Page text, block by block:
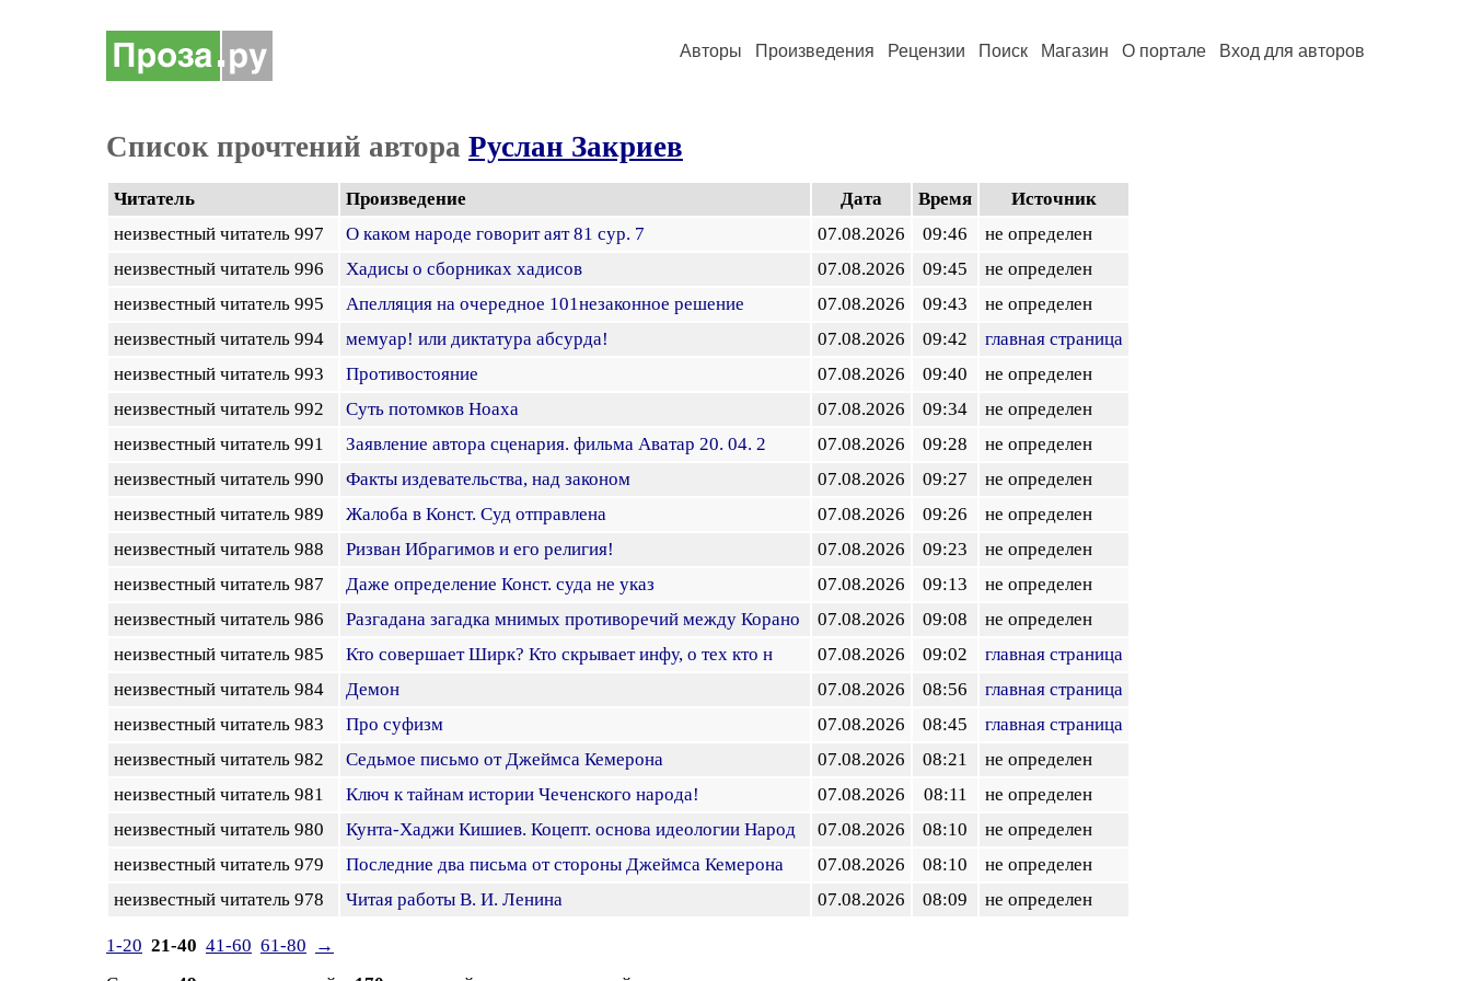
Авторы Произведения Рецензии Поиск Магазин О портале Вход для авторов
Список прочтений автора Руслан Закриев
Читатель Произведение Дата Время
Источник
неизвестный читатель 997
О каком народе говорит аят 81 сур. 7 07.08.2026 09:46
не определен
неизвестный читатель 996
Хадисы о сборниках хадисов 07.08.2026 09:45
не определен
неизвестный читатель 995
Апелляция на очередное 101незаконное решение 07.08.2026 09:43
не определен
неизвестный читатель 994
мемуар! или диктатура абсурда! 07.08.2026 09:42
главная страница
неизвестный читатель 993
Противостояние 07.08.2026 09:40
не определен
неизвестный читатель 992
Суть потомков Ноаха 07.08.2026 09:34
не определен
неизвестный читатель 991
Заявление автора сценария. фильма Аватар 20. 04. 2 07.08.2026 09:28
не определен
неизвестный читатель 990
Факты издевательства, над законом 07.08.2026 09:27
не определен
неизвестный читатель 989
Жалоба в Конст. Суд отправлена 07.08.2026 09:26
не определен
неизвестный читатель 988
Ризван Ибрагимов и его религия! 07.08.2026 09:23
не определен
неизвестный читатель 987
Даже определение Конст. суда не указ 07.08.2026 09:13
не определен
неизвестный читатель 986
Разгадана загадка мнимых противоречий между Корано 07.08.2026 09:08
не определен
неизвестный читатель 985
Кто совершает Ширк? Кто скрывает инфу, о тех кто н 07.08.2026 09:02
главная страница
неизвестный читатель 984
Демон 07.08.2026 08:56
главная страница
неизвестный читатель 983
Про суфизм 07.08.2026 08:45
главная страница
неизвестный читатель 982
Седьмое письмо от Джеймса Кемерона 07.08.2026 08:21
не определен
неизвестный читатель 981
Ключ к тайнам истории Чеченского народа! 07.08.2026 08:11
не определен
неизвестный читатель 980
Кунта-Хаджи Кишиев. Коцепт. основа идеологии Народ 07.08.2026 08:10
не определен
неизвестный читатель 979
Последние два письма от стороны Джеймса Кемерона 07.08.2026 08:10
не определен
неизвестный читатель 978
Читая работы В. И. Ленина 07.08.2026 08:09 не определен
1-20 21-40 41-60 61-80
→